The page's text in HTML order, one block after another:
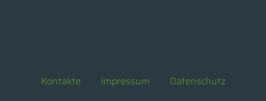
Kontakte Impressum
Datenschutz